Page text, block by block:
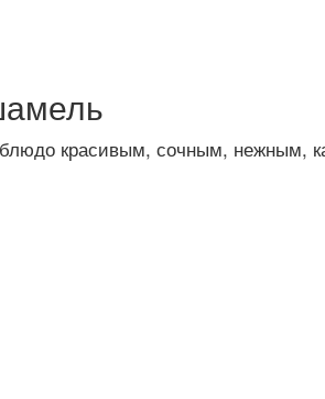
красивым, сочным, нежным,